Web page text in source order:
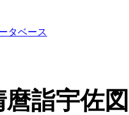
タベース
詣宇佐図